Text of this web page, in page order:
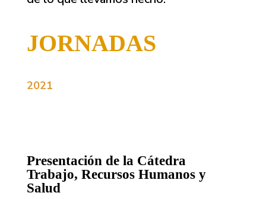
JORNADAS
2021
Presentación de la Cátedra
Trabajo, Recursos Humanos y
Salud